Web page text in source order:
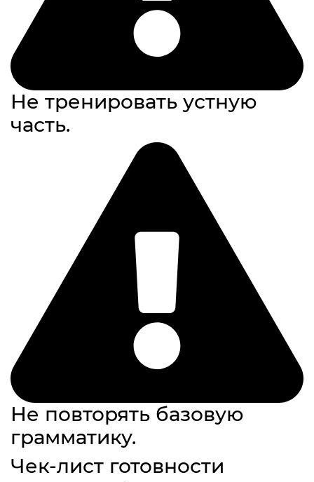
Не тренировать устную
часть.
Не повторять базовую
грамматику.
Чек-лист готовности